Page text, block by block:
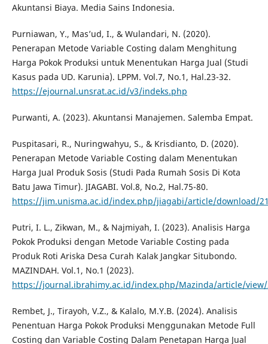
Akuntansi Biaya. Media Sains Indonesia.
Purniawan, Y., Mas’ud, I., & Wulandari, N. (2020).
Penerapan Metode Variable Costing dalam Menghitung
Harga Pokok Produksi untuk Menentukan Harga Jual (Studi
Kasus pada UD. Karunia). LPPM. Vol.7, No.1, Hal.23-32.
https://ejournal.unsrat.ac.id/v3/indeks.php
Purwanti, A. (2023). Akuntansi Manajemen. Salemba Empat.
Puspitasari, R., Nuringwahyu, S., & Krisdianto, D. (2020).
Penerapan Metode Variable Costing dalam Menentukan
Harga Jual Produk Sosis (Studi Pada Rumah Sosis Di Kota
Batu Jawa Timur). JIAGABI. Vol.8, No.2, Hal.75-80.
https://jim.unisma.ac.id/index.php/jiagabi/article/download/
Putri, I. L., Zikwan, M., & Najmiyah, I. (2023). Analisis Harga
Pokok Produksi dengan Metode Variable Costing pada
Produk Roti Ariska Desa Curah Kalak Jangkar Situbondo.
MAZINDAH. Vol.1, No.1 (2023).
https://journal.ibrahimy.ac.id/index.php/Mazinda/article/view/
Rembet, J., Tirayoh, V.Z., & Kalalo, M.Y.B. (2024). Analisis
Penentuan Harga Pokok Produksi Menggunakan Metode Full
Costing dan Variable Costing Dalam Penetapan Harga Jual